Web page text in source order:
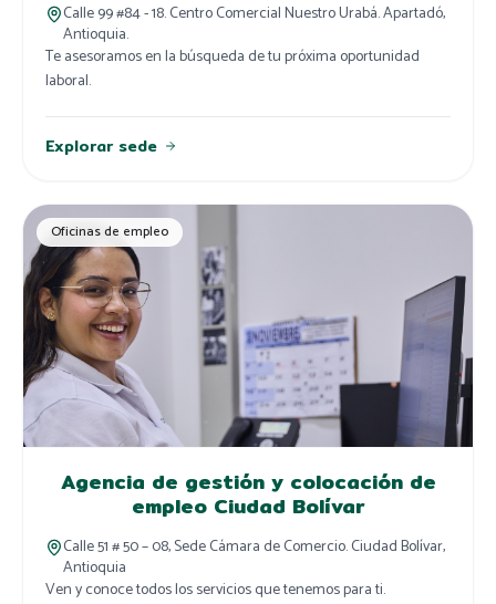
Calle 99 #84 - 18. Centro Comercial Nuestro Urabá. Apartadó,
Antioquia.
Te asesoramos en la búsqueda de tu próxima oportunidad
laboral.
Explorar sede
Oficinas de empleo
Agencia de gestión y colocación de
empleo Ciudad Bolívar
Calle 51 # 50 – 08, Sede Cámara de Comercio. Ciudad Bolívar,
Antioquia
Ven y conoce todos los servicios que tenemos para ti.